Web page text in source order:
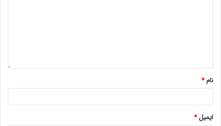
نام*
ایمیل*